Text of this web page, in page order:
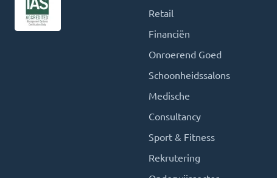
Retail
Financiën
Onroerend Goed
Schoonheidssalons
Medische
Consultancy
Sport & Fitness
Rekrutering